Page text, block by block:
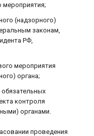
мероприятия;
(надзорного)
законам,
РФ,
мероприятия
органа;
контроля
органами.
проведения